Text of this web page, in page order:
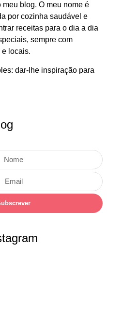
blog. O meu nome é
por cozinha saudável e
receitas para o dia a dia
sempre com
locais.
dar-lhe inspiração para